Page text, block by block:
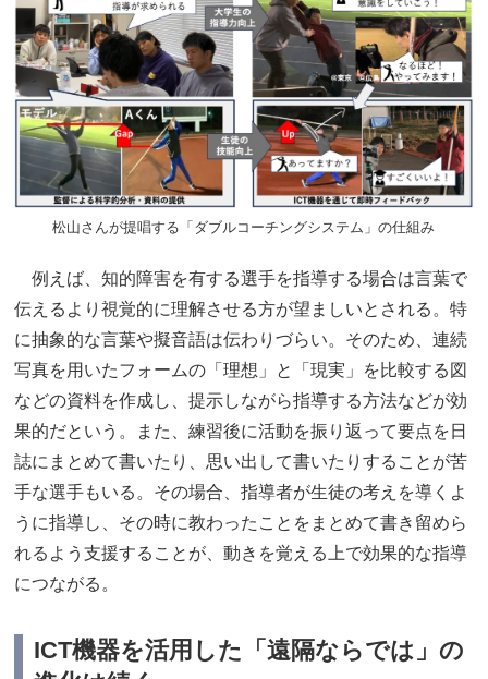
松山さんが提唱する「ダブルコーチングシステム」の仕組み
例えば、知的障害を有する選手を指導する場合は言葉で
伝えるより視覚的に理解させる方が望ましいとされる。特
に抽象的な言葉や擬音語は伝わりづらい。そのため、連続
写真を用いたフォームの「理想」と「現実」を比較する図
などの資料を作成し、提示しながら指導する方法などが効
果的だという。また、練習後に活動を振り返って要点を日
誌にまとめて書いたり、思い出して書いたりすることが苦
手な選手もいる。その場合、指導者が生徒の考えを導くよ
うに指導し、その時に教わったことをまとめて書き留めら
れるよう支援することが、動きを覚える上で効果的な指導
につながる。
ICT機器を活用した「遠隔ならでは」の